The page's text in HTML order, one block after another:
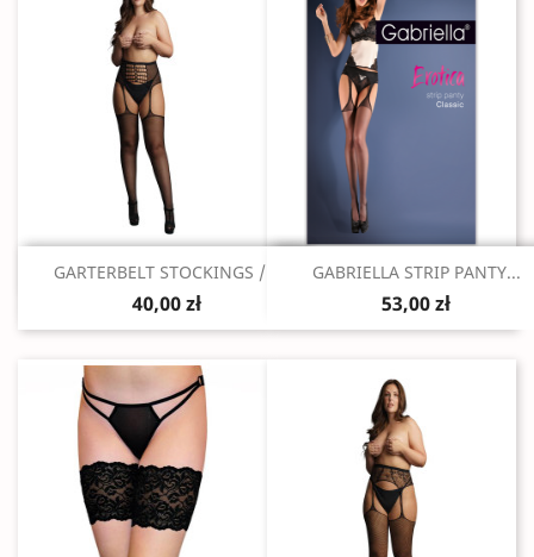
Szybki podgląd
GARTERBELT STOCKINGS /...
40,00 zł
Szybki podgląd
GABRIELLA STRIP PANTY...
53,00 zł